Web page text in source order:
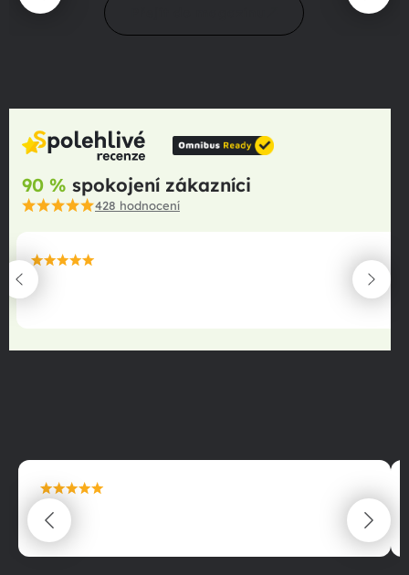
90 % spokojení zákazníci
428 hodnocení
maximální spokojenost
22.06.2025
maximální spokojenost
22.06.2025